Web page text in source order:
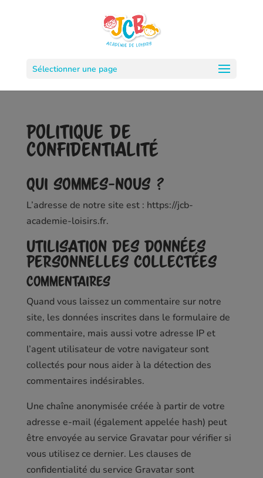
Sélectionner une page
Politique de
confidentialité
Qui sommes-nous ?
L’adresse de notre site est : https://jcb-
academie-loisirs.fr.
Utilisation des données
personnelles collectées
Commentaires
Quand vous laissez un commentaire sur notre
site, les données inscrites dans le formulaire de
commentaire, mais aussi votre adresse IP et
l’agent utilisateur de votre navigateur sont
collectés pour nous aider à la détection des
commentaires indésirables.
Une chaîne anonymisée créée à partir de votre
adresse e-mail (également appelée hash) peut
être envoyée au service Gravatar pour vérifier si
vous utilisez ce dernier. Les clauses de
confidentialité du service Gravatar sont